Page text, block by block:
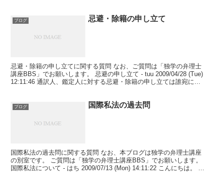
ブログ 忌避・除籍の申し立て
忌避・除籍の申し立てに関する質問 なお、ご質問は「独学の弁理士
講座BBS」でお願いします。 忌避の申し立て - tuu 2009/04/28 (Tue)
12:11:46 通訳人、鑑定人に対する忌避・除籍の申し立ては誰宛にす
ブログ 国際私法の過去問
国際私法の過去問に関する質問 なお、本ブログは独学の弁理士講座
の別室です。 ご質問は「独学の弁理士講座BBS」でお願いします。
国際私法について - はち 2009/07/13 (Mon) 14:11:22 こんにちは。 選